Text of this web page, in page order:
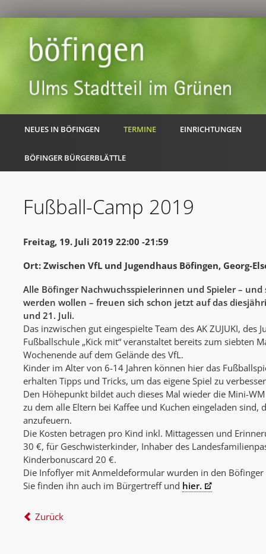
NEUES IN BÖFINGEN TERMINE EINRICHTUNGEN
BÖFINGER BÜRGERBLÄTTLE
Fußball-Camp 2019
Freitag, 19. Juli 2019 22:00 -21:59
Ort: Zwischen VfL und Jugendhaus Böfingen, Georg-
Alle Böfinger Nachwuchsspielerinnen und Spieler – und
werden wollen – freuen sich schon jetzt auf das
und 21. Juli.
Das inzwischen gut eingespielte Team des AK ZUJUKI, des
Fußballschule „Kick mit“ veranstaltet bereits zum siebten
Wochenende auf dem Gelände des VfL.
Kinder im Alter von 6-14 Jahren können hier das
erhalten Tipps und Tricks, um das eigene Spiel zu
Den Höhepunkt bildet auch dieses Mal wieder die Mini-
zu dem alle Eltern bei Kaffee und Kuchen eingeladen sind,
anzufeuern.
Die Kosten betragen pro Kind inkl. Mittagessen und
30 €, für Geschwisterkinder, Inhaber des
Kinderbonuscard 20 €.
Die Infoflyer mit Anmeldeformular wurden in den Böfinger
Sie finden ihn auch im Bürgertreff und hier.
Zurück